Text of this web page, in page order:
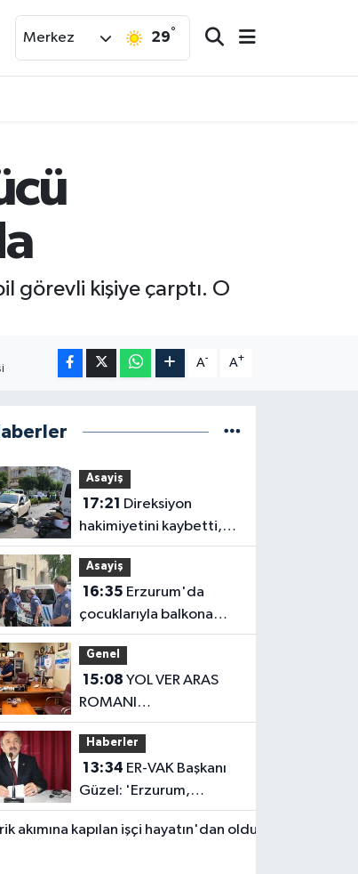
Merkez 29°
görevli kişiye çarptı. O
A- A+
Asayiş
17:21
hakimiyetini kaybetti,
karşı şeritteki otomobile
çarptı
Asayiş
16:35
çocuklarıyla balkona
çıkan uzaklaştırma
kararlı koca ikna edildi
Genel
15:08
ROMANI
OKUYUCUSUYLA
BULUŞTU
Haberler
13:34
Güzel: 'Erzurum,
savunma sanayii
ekosistemine daha